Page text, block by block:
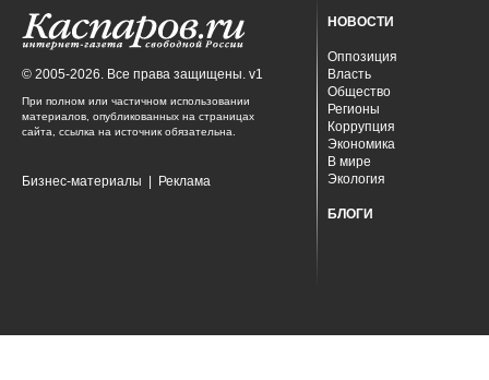
© 2005-2026. Все права защищены. v1
При полном или частичном использовании
материалов, опубликованных на страницах
сайта, ссылка на источник обязательна.
Бизнес-материалы Реклама
НОВОСТИ
Оппозиция
Власть
Общество
Регионы
Коррупция
Экономика
В мире
Экология
БЛОГИ